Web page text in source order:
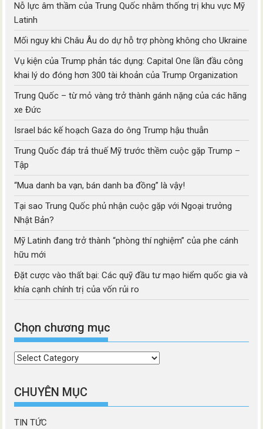
Nỗ lực âm thầm của Trung Quốc nhằm thống trị khu vực Mỹ
Latinh
Mối nguy khi Châu Âu do dự hỗ trợ phòng không cho Ukraine
Vụ kiện của Trump phản tác dụng: Capital One lần đầu công
khai lý do đóng hơn 300 tài khoản của Trump Organization
Trung Quốc – từ mỏ vàng trở thành gánh nặng của các hãng
xe Đức
Israel bác kế hoạch Gaza do ông Trump hậu thuẫn
Trung Quốc đáp trả thuế Mỹ trước thềm cuộc gặp Trump –
Tập
“Mua danh ba vạn, bán danh ba đồng” là vậy!
Tại sao Trung Quốc phủ nhận cuộc gặp với Ngoại trưởng
Nhật Bản?
Mỹ Latinh đang trở thành “phòng thí nghiệm” của phe cánh
hữu mới
Đặt cược vào thất bại: Các quỹ đầu tư mạo hiểm quốc gia và
khía cạnh chính trị của vốn rủi ro
Chọn chương mục
Chọn
mục
CHUYÊN MỤC
TIN TỨC